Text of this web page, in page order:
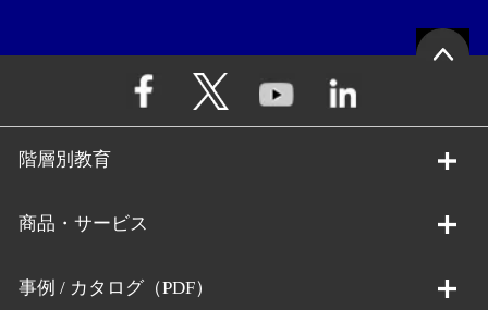
階層別教育
商品・サービス
事例 / カタログ（PDF）